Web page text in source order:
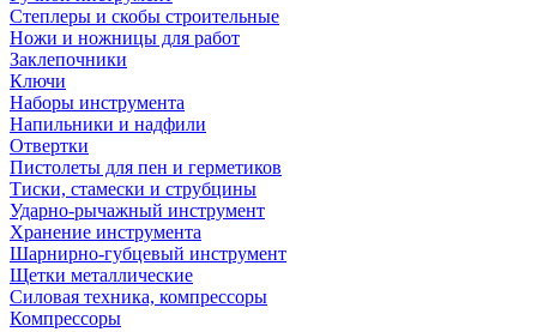
Степлеры и скобы строительные
Ножи и ножницы для работ
Заклепочники
Ключи
Наборы инструмента
Напильники и надфили
Отвертки
Пистолеты для пен и герметиков
Тиски, стамески и струбцины
Ударно-рычажный инструмент
Хранение инструмента
Шарнирно-губцевый инструмент
Щетки металлические
Силовая техника, компрессоры
Компрессоры